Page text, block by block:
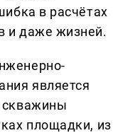
в расчётах
и даже жизней.
является
скважины
площадки, из